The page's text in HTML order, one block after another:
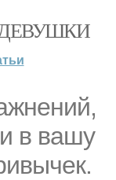
ДЕВУШКИ
в вашу